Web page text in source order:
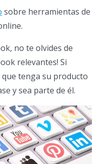
sobre herramientas de
no te olvides de
relevantes! Si
tenga su producto
y sea parte de él.